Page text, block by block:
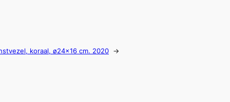
koraal, ø24×16 cm. 2020 →